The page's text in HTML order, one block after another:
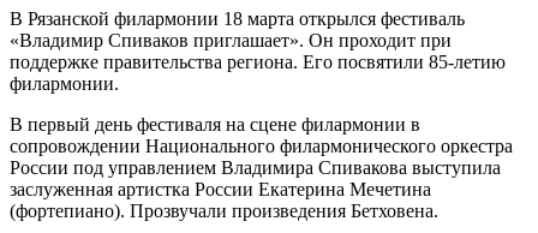
В Рязанской филармонии 18 марта открылся фестиваль
«Владимир Спиваков приглашает». Он проходит при
поддержке правительства региона. Его посвятили 85-летию
филармонии.
В первый день фестиваля на сцене филармонии в
сопровождении Национального филармонического оркестра
России под управлением Владимира Спивакова выступила
заслуженная артистка России Екатерина Мечетина
(фортепиано). Прозвучали произведения Бетховена.